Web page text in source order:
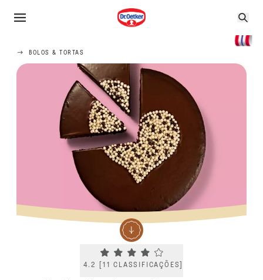
BOLOS & TORTAS
Current rating 4.2. Click to rate.
4.2 11 CLASSIFICAÇÕES